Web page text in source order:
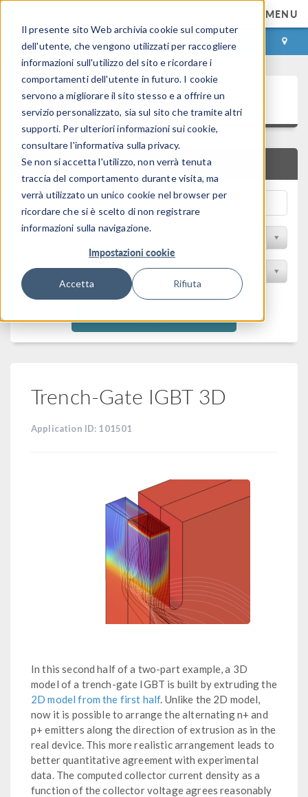
Il presente sito Web archivia cookie sul computer
dell'utente, che vengono utilizzati per raccogliere
informazioni sull'utilizzo del sito e ricordare i
comportamenti dell'utente in futuro. I cookie
servono a migliorare il sito stesso e a offrire un
servizio personalizzato, sia sul sito che tramite altri
supporti. Per ulteriori informazioni sui cookie,
consultare l'informativa sulla privacy.
Se non si accetta l'utilizzo, non verrà tenuta
traccia del comportamento durante visita, ma
verrà utilizzato un unico cookie nel browser per
ricordare che si è scelto di non registrare
informazioni sulla navigazione.
Impostazioni cookie
Accetta Rifiuta
MENU
ACCEDI CONTACT
Galleria delle Applicazioni
RICERCA RAPIDA
Filtra per Prodotto
Filtra
Trench-Gate IGBT 3D
Application ID: 101501
In this second half of a two-part example, a 3D
model of a trench-gate IGBT is built by extruding the
2D model from the first half. Unlike the 2D model,
now it is possible to arrange the alternating n+ and
p+ emitters along the direction of extrusion as in the
real device. This more realistic arrangement leads to
better quantitative agreement with experimental
data. The computed collector current density as a
function of the collector voltage agrees reasonably